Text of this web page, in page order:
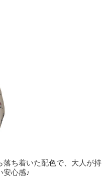
ち着いた配色で、大人が持
安心感♪